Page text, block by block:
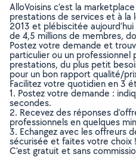
AlloVoisins c’est la
prestations de services et à
2013 et plébiscitée
de 4,5 millions de membres,
Postez votre demande et
particulier ou un professionnel
prestations, du plus petit
pour un bon rapport qualité/
Facilitez votre quotidien en 3
1. Postez votre demande :
secondes.
2. Recevez des réponses
professionnels en quelques
3. Echangez avec les offreurs
sécurisée et faites votre choix !
C’est gratuit et sans